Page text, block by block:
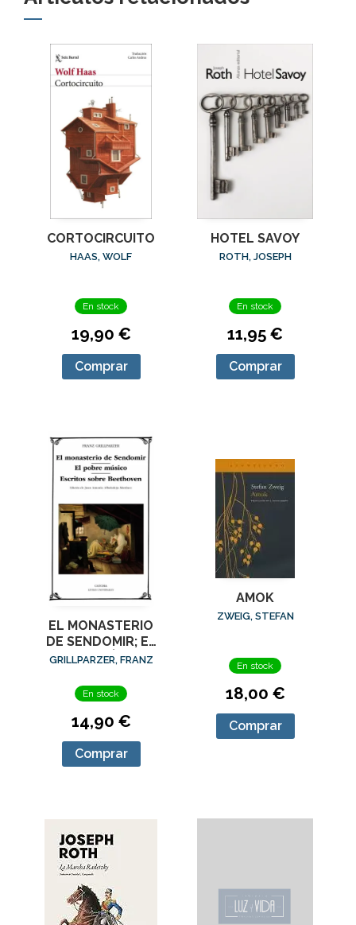
CORTOCIRCUITO
HAAS, WOLF
En stock
19,90 €
Comprar
HOTEL SAVOY
ROTH, JOSEPH
En stock
11,95 €
Comprar
EL MONASTERIO
DE SENDOMIR; EL
POBRE MÚSICO;
BEETHOVEN
GRILLPARZER, FRANZ
En stock
14,90 €
Comprar
AMOK
ZWEIG, STEFAN
En stock
18,00 €
Comprar